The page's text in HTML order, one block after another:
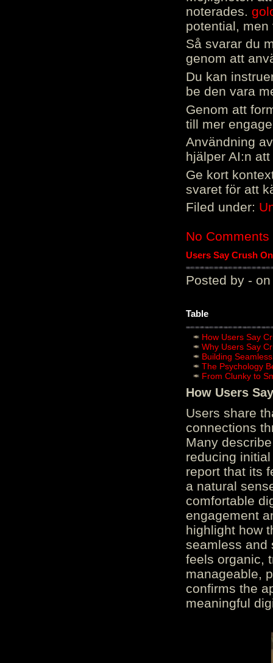
noterades.
potential, men
Så svarar du
genom att
Du kan
be den vara
Genom att
till mer
Användning
hjälper AI:n
Ge kort
svaret för att
Filed under:
No Comments
Users Say Crush
Posted by - on
Table
How Users Say
Why Users Say
Building
The Psychology
From Clunky to
How Users
Users share
connections
Many
reducing
report that its
a natural
comfortable
engagement
highlight how
seamless and
feels organic,
manageable,
confirms the
meaningful